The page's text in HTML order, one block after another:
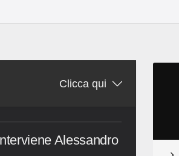
Clicca qui
Alessandro